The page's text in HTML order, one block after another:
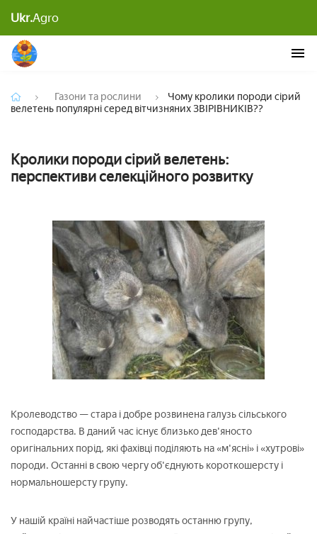
Ukr.Agroсеред вітчизняних ЗВІРІВНИКІВ??
Газони та рослини
Чому кролики породи сірий
велетень популярні серед вітчизняних ЗВІРІВНИКІВ??
Кролики породи сірий велетень:
перспективи селекційного розвитку
Кролеводство — стара і добре розвинена галузь сільського
господарства. В даний час існує близько дев'яносто
оригінальних порід, які фахівці поділяють на «м'ясні» і «хутрові»
породи. Останні в свою чергу об'єднують короткошерсту і
нормальношерсту групу.
У нашій країні найчастіше розводять останню групу,